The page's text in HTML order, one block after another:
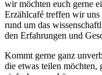
wir möchten euch gerne
Erzählcafé treffen wir uns
rund um das
den Erfahrungen und
Kommt gerne ganz
die etwas teilen möchten,